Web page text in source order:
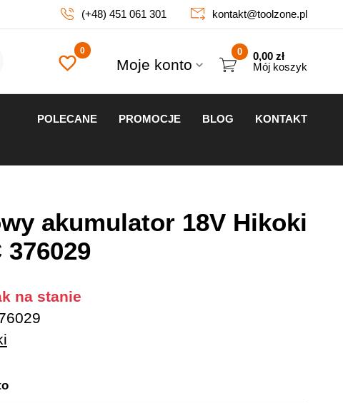
(+48) 451 061 301 kontakt@toolzone.pl
Moje konto
0,00 zł
Mój koszyk
0
POLECANE PROMOCJE BLOG KONTAKT
akumulator 18V Hikoki
376029
na stanie